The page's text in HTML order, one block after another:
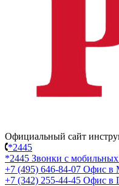
Официальный сайт
*2445
*2445 Звонки с мобильных
+7 (495) 646-84-07 Офис в
+7 (342) 255-44-45 Офис в